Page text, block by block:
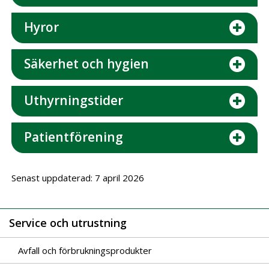
Hyror
Säkerhet och hygien
Uthyrningstider
Patientförening
Senast uppdaterad: 7 april 2026
Service och utrustning
Avfall och förbrukningsprodukter